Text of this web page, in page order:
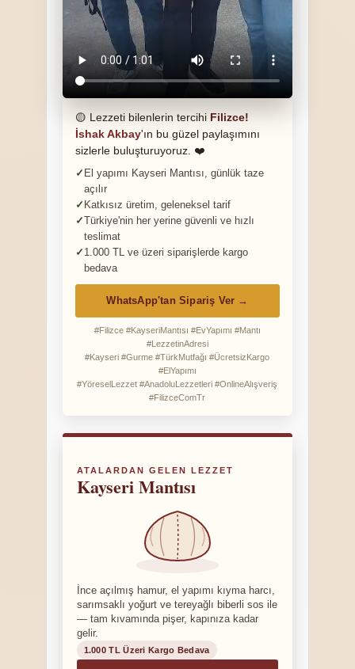
ATALARDAN GELEN LEZZET
Kayseri Mantısı
İnce açılmış hamur, el yapımı kıyma harcı,
sarımsaklı yoğurt ve tereyağlı biberli sos ile
— tam kıvamında pişer, kapınıza kadar
gelir.
1.000 TL Üzeri Kargo Bedava
🟡 Lezzeti bilenlerin tercihi Filizce!
İshak Akbay'ın bu güzel paylaşımını
sizlerle buluşturuyoruz. ❤️
El yapımı Kayseri Mantısı, günlük taze
açılır
Katkısız üretim, geleneksel tarif
Türkiye'nin her yerine güvenli ve hızlı
teslimat
1.000 TL ve üzeri siparişlerde kargo
bedava
WhatsApp'tan Sipariş Ver →
#Filizce #KayseriMantısı #EvYapımı #Mantı
#LezzetinAdresi
#Kayseri #Gurme #TürkMutfağı #ÜcretsizKargo
#ElYapımı
#YöreselLezzet #AnadoluLezzetleri #OnlineAlışveriş
#FilizceComTr